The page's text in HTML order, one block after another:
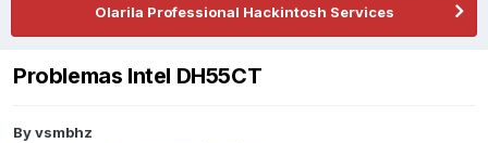
Olarila Professional Hackintosh Services
Problemas Intel DH55CT
Byvsmbhz